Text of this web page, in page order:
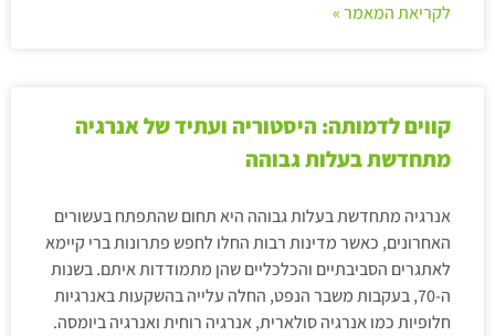
לקריאת המאמר »
קווים לדמותה: היסטוריה ועתיד של אנרגיה
מתחדשת בעלות גבוהה
אנרגיה מתחדשת בעלות גבוהה היא תחום שהתפתח בעשורים
האחרונים, כאשר מדינות רבות החלו לחפש פתרונות ברי קיימא
לאתגרים הסביבתיים והכלכליים שהן מתמודדות איתם. בשנות
ה-70, בעקבות משבר הנפט, החלה עלייה בהשקעות באנרגיות
חלופיות כמו אנרגיה סולארית, אנרגיה רוחית ואנרגיה ביומסה.